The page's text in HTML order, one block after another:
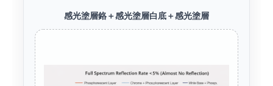
感光塗層鉻＋感光塗層白底＋感光塗層